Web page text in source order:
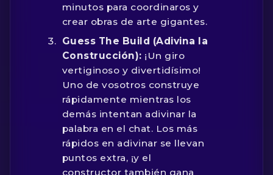
minutos para coordinaros y
crear obras de arte gigantes.
Guess The Build (Adivina la
Construcción): ¡Un giro
vertiginoso y divertidísimo!
Uno de vosotros construye
rápidamente mientras los
demás intentan adivinar la
palabra en el chat. Los más
rápidos en adivinar se llevan
puntos extra, ¡y el
constructor también gana